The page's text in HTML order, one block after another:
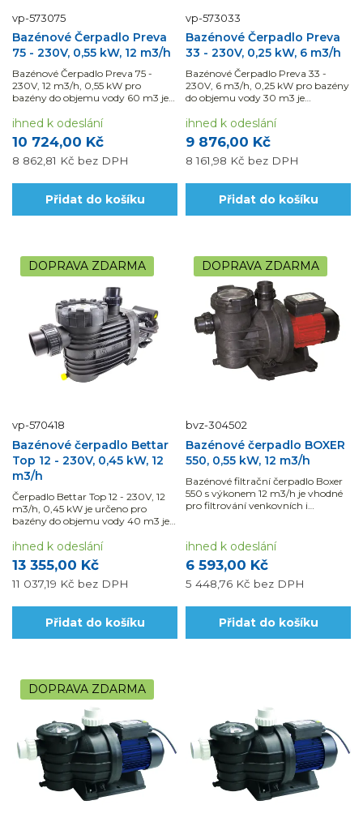
vp-573075
Bazénové Čerpadlo Preva
75 - 230V, 0,55 kW, 12 m3/h
Bazénové Čerpadlo Preva 75 -
230V, 12 m3/h, 0,55 kW pro
bazény do objemu vody 60 m3 je
slanou vodu. Využijte
možnosti naší montáže a dodávky
materiálu s DPH ve...
10 724,00 Kč
8 862,81 Kč bez DPH
ihned k odeslání
Přidat do košíku
vp-573033
Bazénové Čerpadlo Preva
33 - 230V, 0,25 kW, 6 m3/h
Bazénové Čerpadlo Preva 33 -
230V, 6 m3/h, 0,25 kW pro bazény
do objemu vody 30 m3 je
slanou vodu. Využijte
možnosti naší montáže a dodávky
materiálu s DPH ve...
9 876,00 Kč
8 161,98 Kč bez DPH
ihned k odeslání
Přidat do košíku
DOPRAVA ZDARMA
vp-570418
Bazénové čerpadlo Bettar
Top 12 - 230V, 0,45 kW, 12
m3/h
Čerpadlo Bettar Top 12 - 230V, 12
m3/h, 0,45 kW je určeno pro
bazény do objemu vody 40 m3 je
slanou vodu. Využijte
možnosti naší montáže a dodávky
materiálu s...
13 355,00 Kč
11 037,19 Kč bez DPH
ihned k odeslání
Přidat do košíku
DOPRAVA ZDARMA
bvz-304502
Bazénové čerpadlo BOXER
550, 0,55 kW, 12 m3/h
Bazénové filtrační čerpadlo Boxer
550 s výkonem 12 m3/h je vhodné
pro filtrování venkovních i
6 593,00 Kč
5 448,76 Kč bez DPH
ihned k odeslání
Přidat do košíku
DOPRAVA ZDARMA